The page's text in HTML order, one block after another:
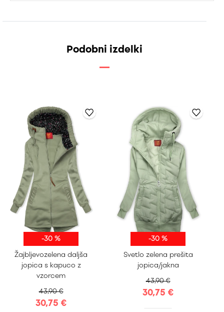
Podobni izdelki
-30 %
Žajbljevozelena daljša
jopica s kapuco z
vzorcem
43,90 €
30,75 €
S M L
XL
-30 %
Svetlo zelena prešita
jopica/jakna
43,90 €
30,75 €
S M L
XL
XXL